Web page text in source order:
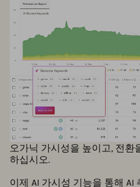
오가닉 가시성을 높이고, 전환
하십시오.
이제 AI 가시성 기능을 통해 AI